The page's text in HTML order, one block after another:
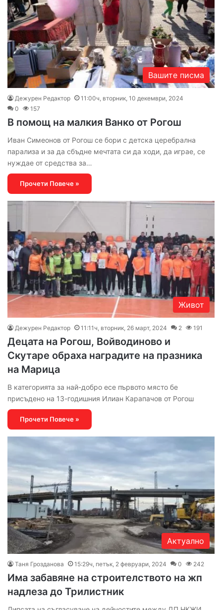
Вашите писма
Дежурен Редактор
11:00ч, вторник, 10 декември, 2024
0
157
В помощ на малкия Ванко от Рогош
Иван Симеонов от Рогош се бори с детска церебрална
парализа и за да сбъдне мечтата си да ходи, да играе, се
нуждае от средства за…
Прочети Повече »
Живот
Дежурен Редактор 11:11ч, вторник, 26 март, 2024 2 191
Децата на Рогош, Войводиново и
Скутаре обраха наградите на празника
на Марица
В категорията за най-добро есе първото място бе
присъдено на 13-годишния Илиан Карапачов от Рогош
Прочети Повече »
Актуално
Таня Грозданова 15:29ч, петък, 2 февруари, 2024 0 242
Има забавяне на строителството на жп
надлеза до Трилистник